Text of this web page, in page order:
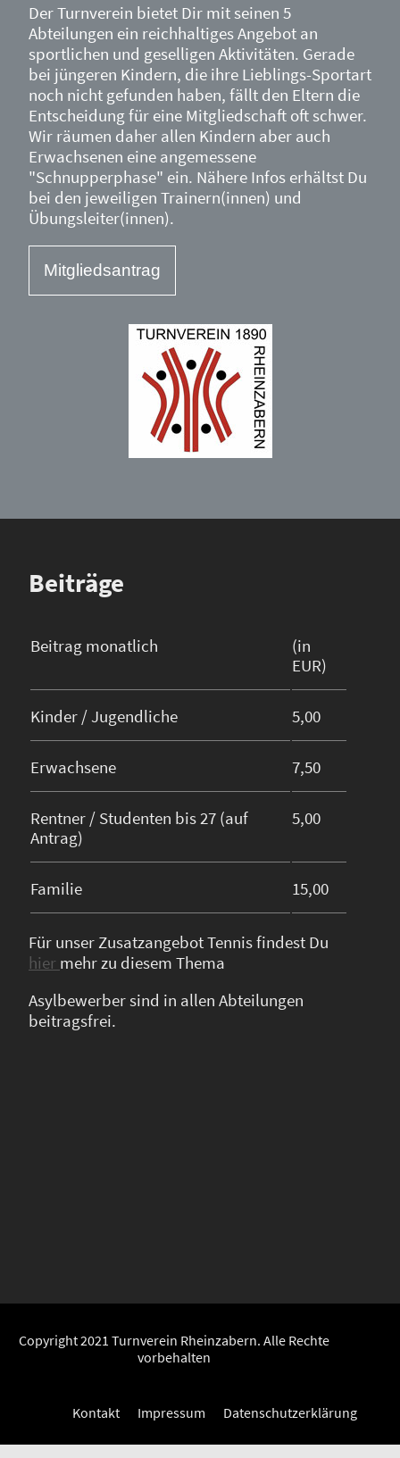
Der Turnverein bietet Dir mit seinen 5
Abteilungen ein reichhaltiges Angebot an
sportlichen und geselligen Aktivitäten. Gerade
bei jüngeren Kindern, die ihre Lieblings-Sportart
noch nicht gefunden haben, fällt den Eltern die
Entscheidung für eine Mitgliedschaft oft schwer.
Wir räumen daher allen Kindern aber auch
Erwachsenen eine angemessene
"Schnupperphase" ein. Nähere Infos erhältst Du
bei den jeweiligen Trainern(innen) und
Übungsleiter(innen).
Mitgliedsantrag
Beiträge
Beitrag monatlich
(in
EUR)
Kinder / Jugendliche 5,00
Erwachsene 7,50
Rentner / Studenten bis 27 (auf
Antrag)
5,00
Familie 15,00
Für unser Zusatzangebot Tennis findest Du
hier mehr zu diesem Thema
Asylbewerber sind in allen Abteilungen
beitragsfrei.
Copyright 2021 Turnverein Rheinzabern. Alle Rechte
vorbehalten
Kontakt Impressum Datenschutzerklärung